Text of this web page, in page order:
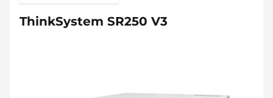
ThinkSystem SR250 V3